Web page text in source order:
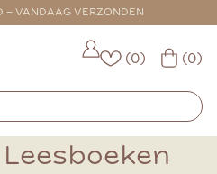
= VANDAAG VERZONDEN
(0) (0)